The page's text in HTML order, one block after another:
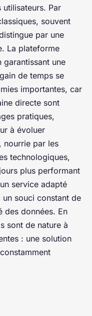
utilisateurs. Par
souvent
par une
La plateforme
garantissant une
de temps se
importantes, car
directe sont
pratiques,
à évoluer
nourrie par les
technologiques,
plus performant
service adapté
souci constant de
des données. En
sont de nature à
: une solution